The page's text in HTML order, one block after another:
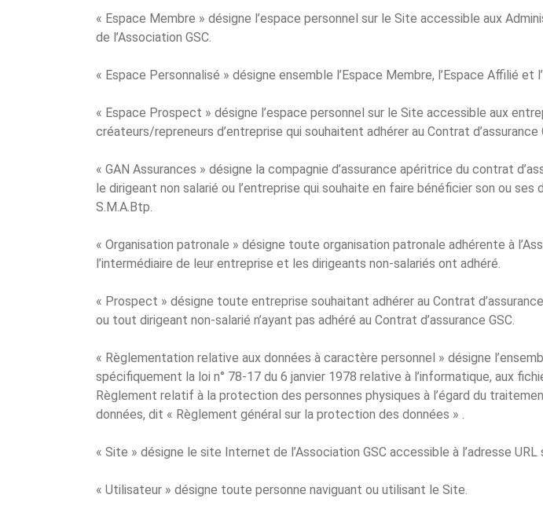
« Espace Membre » désigne l’espace personnel sur le Site accessible aux
de l’Association GSC.
« Espace Personnalisé » désigne ensemble l’Espace Membre, l’Espace Affilié et
« Espace Prospect » désigne l’espace personnel sur le Site accessible aux
créateurs/repreneurs d’entreprise qui souhaitent adhérer au Contrat d’assurance
« GAN Assurances » désigne la compagnie d’assurance apéritrice du contrat
le dirigeant non salarié ou l’entreprise qui souhaite en faire bénéficier son ou
S.M.A.Btp.
« Organisation patronale » désigne toute organisation patronale adhérente à
l’intermédiaire de leur entreprise et les dirigeants non-salariés ont adhéré.
« Prospect » désigne toute entreprise souhaitant adhérer au Contrat
ou tout dirigeant non-salarié n’ayant pas adhéré au Contrat d’assurance GSC.
« Règlementation relative aux données à caractère personnel » désigne
spécifiquement la loi n° 78-17 du 6 janvier 1978 relative à l’informatique, aux
Règlement relatif à la protection des personnes physiques à l’égard du
données, dit « Règlement général sur la protection des données » .
« Site » désigne le site Internet de l’Association GSC accessible à l’adresse
« Utilisateur » désigne toute personne naviguant ou utilisant le Site.